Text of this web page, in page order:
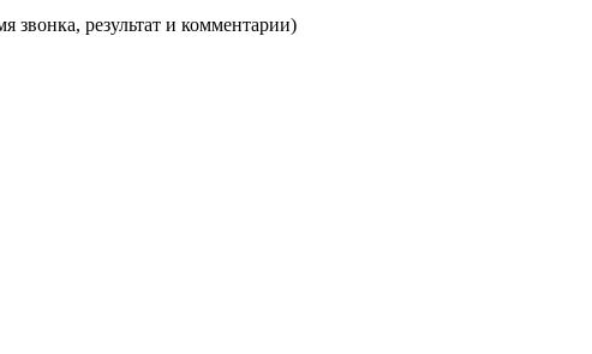
звонка, результат и комментарии)